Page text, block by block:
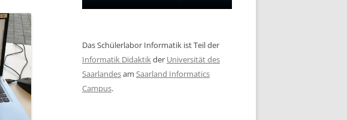
Das Schülerlabor Informatik ist Teil der
Informatik Didaktikder Universität des
Saarlandesam Saarland Informatics
Campus.